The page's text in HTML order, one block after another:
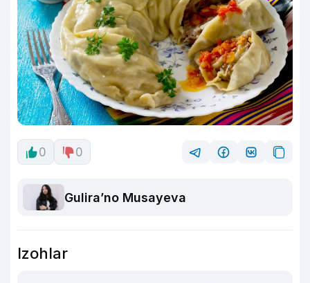
0 0
Guliraʼno Musayeva
Izohlar